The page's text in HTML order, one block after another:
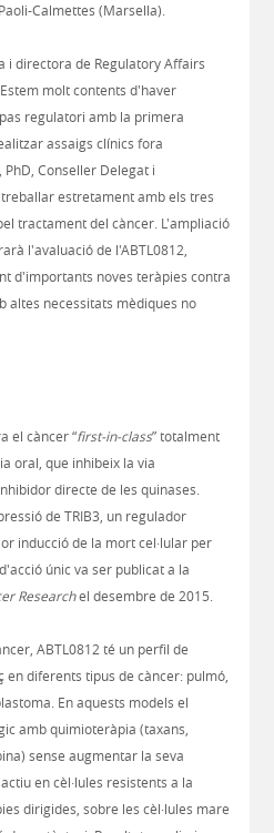
Calmettes (Marsella).
i directora de Regulatory Affairs
molt contents d'haver
regulatori amb la primera
assaigs clínics fora
Conseller Delegat i
estretament amb els tres
tractament del càncer. L'ampliació
l'avaluació de l'ABTL0812,
d'importants noves teràpies contra
altes necessitats mèdiques no
el càncer “first-in-class” totalment
oral, que inhibeix la via
directe de les quinases.
de TRIB3, un regulador
inducció de la mort cel·lular per
únic va ser publicat a la
Researchel desembre de 2015.
ABTL0812 té un perfil de
en diferents tipus de càncer: pulmó,
En aquests models el
amb quimioteràpia (taxans,
sense augmentar la seva
en cèl·lules resistents a la
dirigides, sobre les cèl·lules mare